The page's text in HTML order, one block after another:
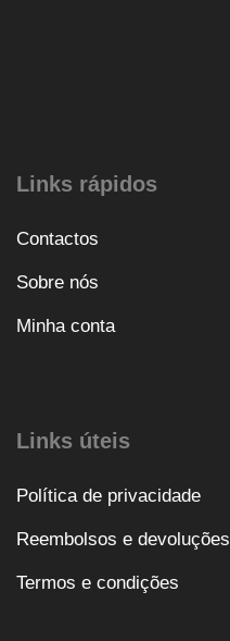
Links rápidos
Contactos
Sobre nós
Minha conta
Links úteis
Política de privacidade
Reembolsos e devoluções
Termos e condições